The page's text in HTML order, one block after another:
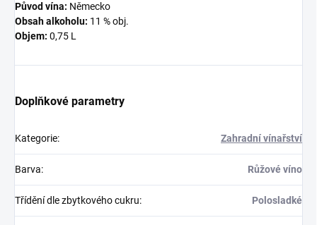
Původ vína: Německo
Obsah alkoholu: 11 % obj.
Objem: 0,75 L
Doplňkové parametry
Kategorie: Zahradní vínařství
Barva: Růžové víno
Třídění dle zbytkového cukru: Polosladké